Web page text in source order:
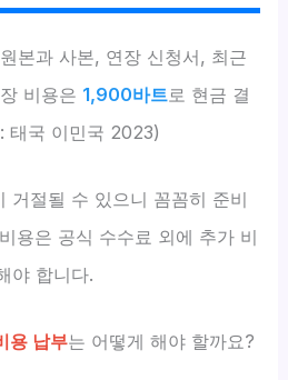
본과 사본, 연장 신청서, 최근
비용은 1,900바트로 현금 결
태국 이민국 2023)
거절될 수 있으니 꼼꼼히 준비
용은 공식 수수료 외에 추가 비
야 합니다.
용 납부는 어떻게 해야 할까요?